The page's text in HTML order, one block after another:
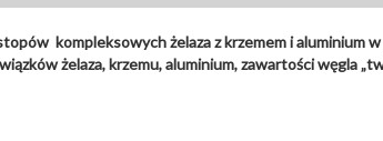
kompleksowych żelaza z krzemem i aluminium
żelaza, krzemu, aluminium, zawartości węgla